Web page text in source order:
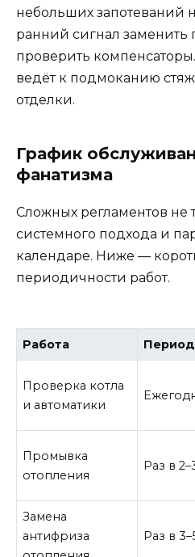
небольших запотеваний
ранний сигнал заменить
проверить
ведёт к подмоканию
отделки.
График
фанатизма
Сложных регламентов не
системного подхода и
календаре. Ниже —
периодичности работ.
Работа
Проверка котла
и автоматики
Промывка
отопления
Раз в
Замена
антифриза
Раз в